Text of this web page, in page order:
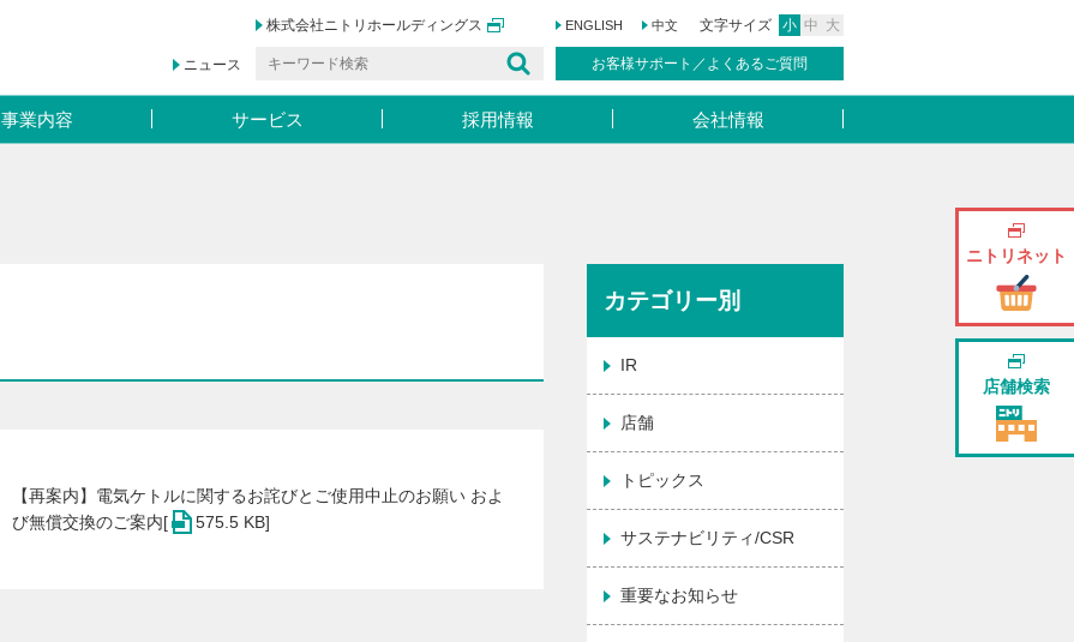
事業内容 サービス 採用情報 会社情報
文字サイズ 小 中 大
お客様サポート／よくあるご質問
ニュース
株式会社ニトリ ホールディングス ENGLISH 中文
カテゴリー別
IR
店舗
トピックス
サステナビリティ/CSR
重要なお知らせ
【再案内】電気ケトルに関するお詫びとご使用中止のお願い およ
び無償交換のご案内[
575.5 KB]
ニトリネット
店舗検索